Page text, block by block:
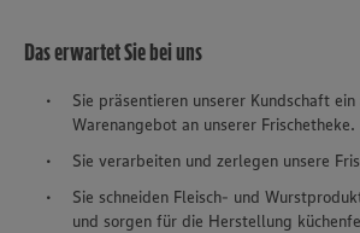
Das erwartet Sie bei uns
Sie präsentieren unserer Kundschaft
Warenangebot an unserer Frischetheke.
Sie verarbeiten und zerlegen unsere
Sie schneiden Fleisch- und
und sorgen für die Herstellung